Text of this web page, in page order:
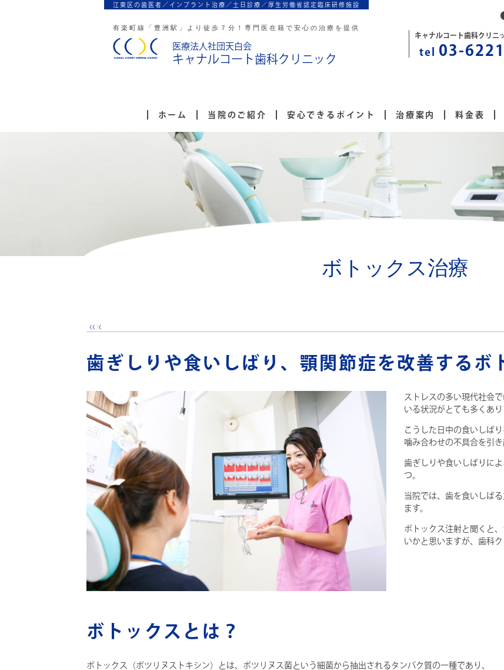
江東区の歯医者／インプラント治療／ 土日診療／厚生労働省認定臨床研修施設
有楽町線「豊洲駅」より徒歩７分！ 専門医在籍で安心の治療を提供
医療法人社団天白会
キャナルコート歯科クリニック
キャナルコート歯科クリ
tel 03-
ホーム 当院のご紹介 安心できるポイント 治療案内 料金表
ボトックス治療
歯ぎしりや食いしばり、顎関節症を改善するボ
ストレスの多い現代社会
いる状況がとても多くあり
こうした日中の食いしば
噛み合わせの不具合を引
歯ぎしりや食いしばりに
つ。
当院では、歯を食いしば
ます。
ボトックス注射と聞くと
いかと思いますが、歯科
ボトックスとは？
ボトックス（ボツリヌストキシン）とは、ボツリヌス菌という細菌から抽出されるタンパク質の一種であり、